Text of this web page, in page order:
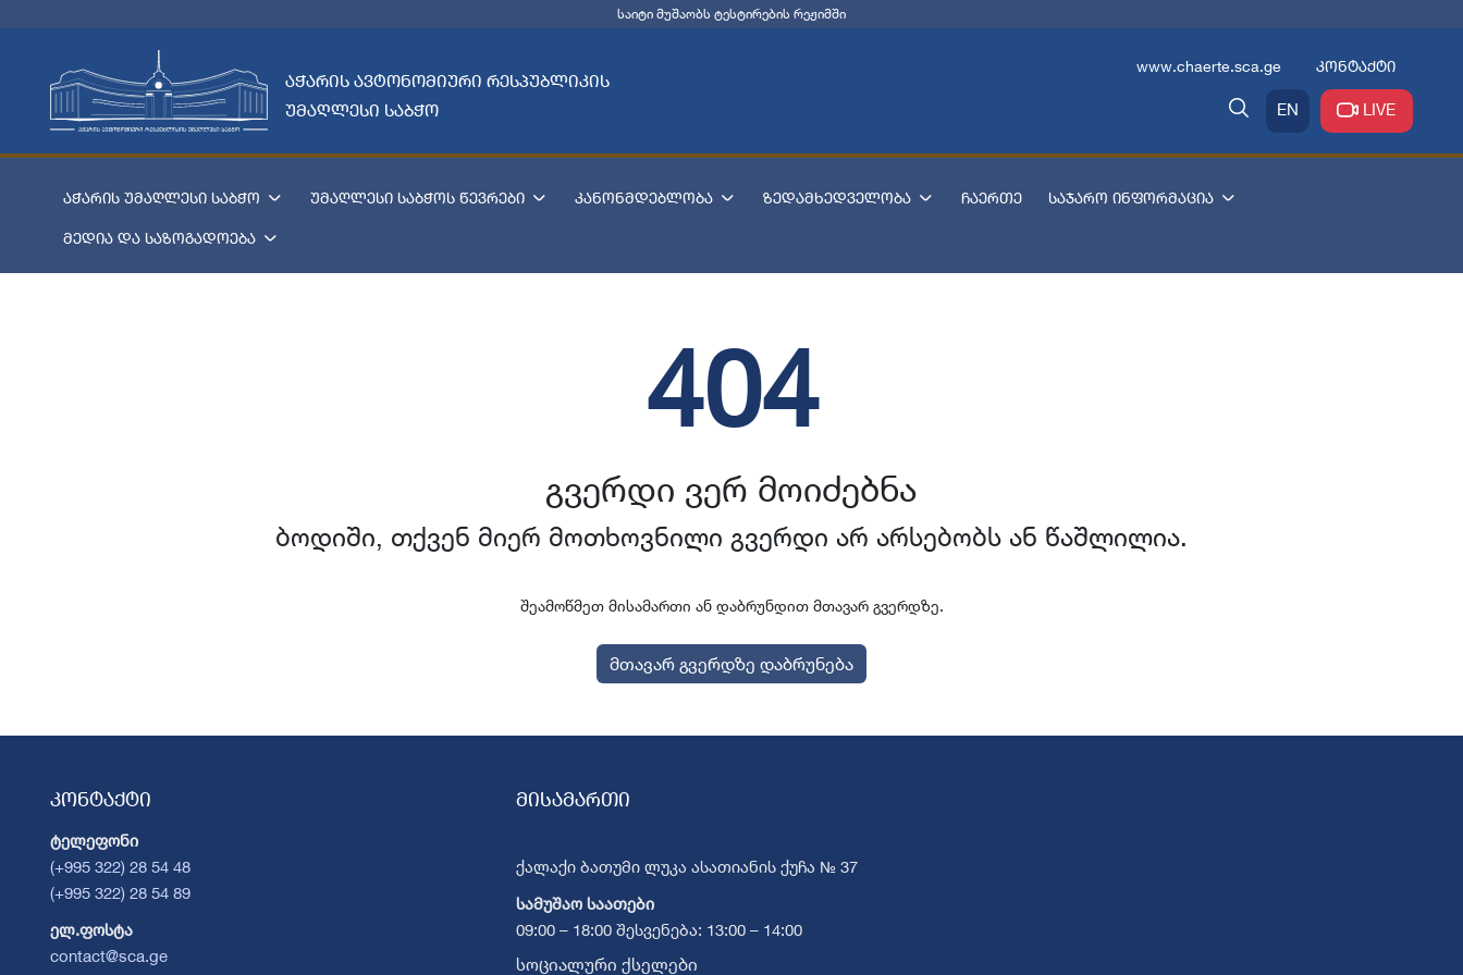
საიტი მუშაობს ტესტირების რეჟიმში
აჭარის ავტონომიური რესპუბლიკის
უმაღლესი საბჭო
www.chaerte.sca.ge კონტაქტი
EN LIVE
აჭარის უმაღლესი საბჭო უმაღლესი საბჭოს წევრები კანონმდებლობა ზედამხედველობა ჩაერთე საჯარო ინფორმაცია
მედია და საზოგადოება
404
გვერდი ვერ მოიძებნა
ბოდიში, თქვენ მიერ მოთხოვნილი გვერდი არ არსებობს ან წაშლილია.
შეამოწმეთ მისამართი ან დაბრუნდით მთავარ გვერდზე.
მთავარ გვერდზე დაბრუნება
კონტაქტი
ტელეფონი
(+995 322) 28 54 48
(+995 322) 28 54 89
ელ.ფოსტა
contact@sca.ge
მისამართი
ქალაქი ბათუმი ლუკა ასათიანის ქუჩა № 37
სამუშაო საათები
09:00 – 18:00 შესვენება: 13:00 – 14:00
სოციალური ქსელები